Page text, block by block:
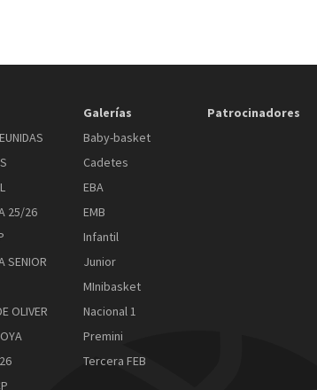
25/26
SENIOR
OLIVER
Galerías
Baby-basket
Cadetes
EBA
EMB
Infantil
Junior
MInibasket
Nacional 1
Premini
Tercera FEB
Patrocinadores